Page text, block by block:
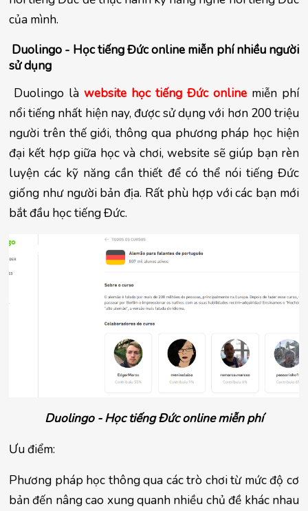
của mình.
sử dụng
Duolingo là website học tiếng Đức online miễn phí
nổi tiếng nhất hiện nay, được sử dụng với hơn 200 triệu
người trên thế giới, thông qua phương pháp học hiện
đại kết hợp giữa học và chơi, website sẽ giúp bạn rèn
luyện các kỹ năng cần thiết để có thể nói tiếng Đức
giống như người bản địa. Rất phù hợp với các bạn mới
bắt đầu học tiếng Đức.
Duolingo - Học tiếng Đức online miễn phí
Ưu điểm:
Phương pháp học thông qua các trò chơi từ mức độ cơ
bản đến nâng cao xung quanh nhiều chủ đề khác nhau